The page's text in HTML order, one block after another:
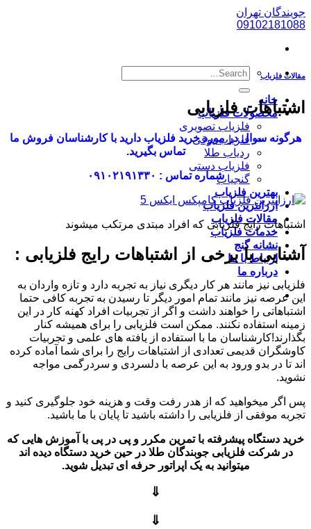
پرش
به
جویندگان تهران
09102181088
خانه
محصولات فلزیاب
فلزیاب تصویری
فلزیاب بوقی
ردیاب طلا
فلزیاب دستی
گنجیاب
بهترین فلزیاب
ارزانترین فلزیاب
مقالات فلزیاب
خدمات فلزیاب
نشانه گنج
ارتباط با ما
درباره ما
مقالات فلزیاب
اشتباهات فلزیابی
هرگونه سوال در مورد خرید فلزیاب دارید با کارشناسان فروش ما
تماس بگیرید.
شماره تماس : ۰۹۱۰۲۱۹۱۳۳۰
اشتباهات رایج فلزیابی که افراد مبتدی مرتکب میشوند
آشنایی با برخی از اشتباهات رایج فلزیابی :
فلزیابی نیز مانند هر کار دیگری نیاز به تجربه دارد و تازه واردان به
این عرصه نیز مانند تمام امور دیگر تا رسیدن به تجربه کافی حتما
اشتباهاتی را خواهند داشت و اگر از تجربیات افراد کهنه کار در این
زمینه استفاده نکنند. ممکن است فلزیابی را برای همیشه کنار
بگذارند!کارشناسان ما با استفاده از یافته های علمی و تجربیات
کاوشگران قدیمی تعدادی از اشتباهات رایج را برای شما آماده کرده
اند تا در بدو ورود به این عرصه با دلسردی و سردرگمی مواجه
نشوید.
پس اگر میخواهید که از هدر رفت وقت و هزینه خود جلوگیری کنید و
تجربه موفقی از فلزیابی را داشته باشید تا پایان با ما باشید.
خرید دستگاه پیشرفته با تمرین مکرر و پی در پی با آموزش هایی که
در شرکت فلزیابی جوبندگان طلا در حین خرید دستگاه دیده اند
میتوانید به یک اپراتور حرفه ای تبدیل شوید.
⇓
⇓